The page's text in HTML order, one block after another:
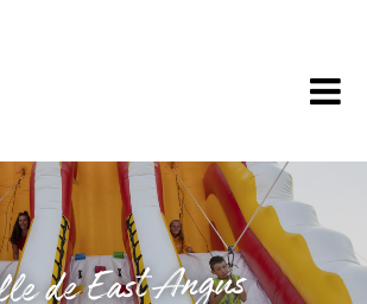
de East Angus